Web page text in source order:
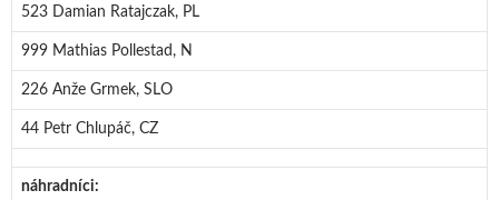
523 Damian Ratajczak, PL
999 Mathias Pollestad, N
226 Anže Grmek, SLO
44 Petr Chlupáč, CZ
náhradníci: